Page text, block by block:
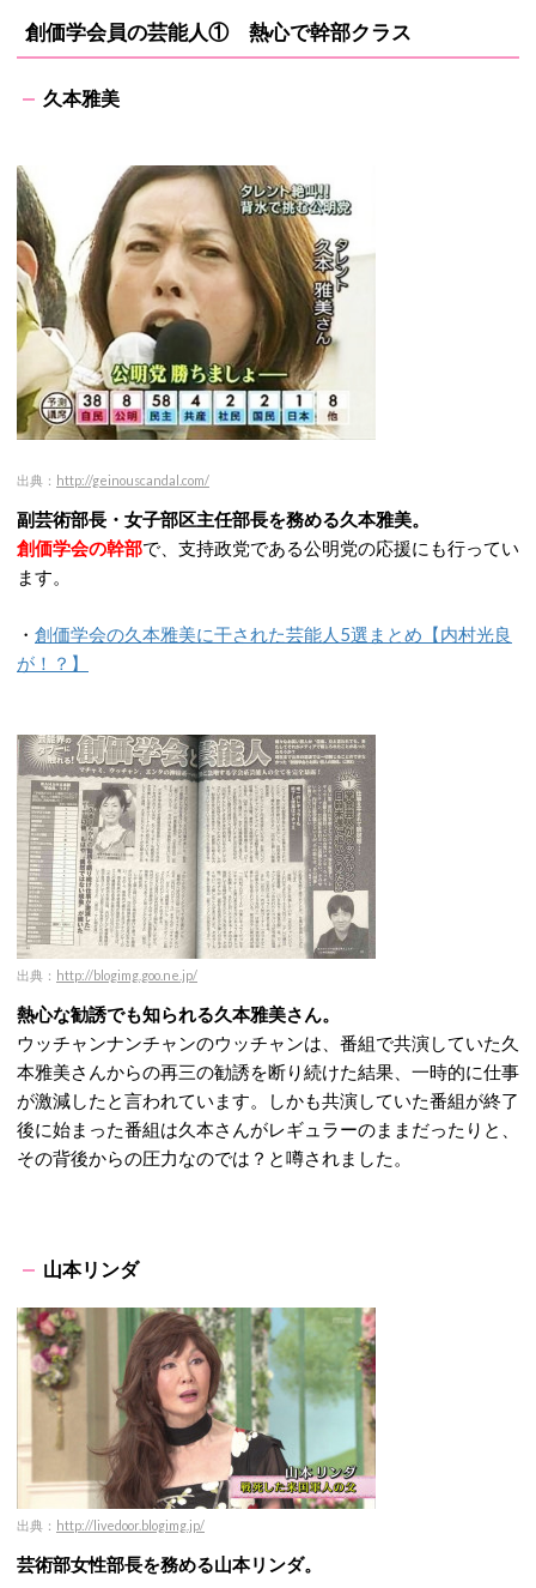
創価学会員の芸能人① 熱心で幹部クラス
久本雅美
出典： http://geinouscandal.com/
副芸術部長・女子部区主任部長を務める久本雅美。
創価学会の幹部で、支持政党である公明党の応援にも行ってい
ます。
・ 創価学会の久本雅美に干された芸能人5選まとめ【内村光良
が！？】
出典： http://blogimg.goo.ne.jp/
熱心な勧誘でも知られる久本雅美さん。
ウッチャンナンチャンのウッチャンは、番組で共演していた久
本雅美さんからの再三の勧誘を断り続けた結果、一時的に仕事
が激減したと言われています。しかも共演していた番組が終了
後に始まった番組は久本さんがレギュラーのままだったりと、
その背後からの圧力なのでは？と噂されました。
山本リンダ
出典： http://livedoor.blogimg.jp/
芸術部女性部長を務める山本リンダ。